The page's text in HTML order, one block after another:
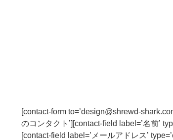
[contact-form to=’design@shrewd-
のコンタクト’][contact-field label=’名前’
[contact-field label=’メールアドレス’